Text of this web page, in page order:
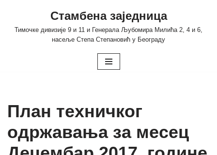
Скочи
Стамбена заједница
Тимочке дивизије 9 и 11 и Генерала Љубомира Милића 2, 4 и 6,
насеље Степа Степановић у Београду
План техничког
одржавања за месец